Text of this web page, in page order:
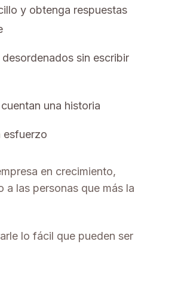
y obtenga respuestas
sin escribir
una historia
esfuerzo
en crecimiento,
a las personas que más la
lo fácil que pueden ser